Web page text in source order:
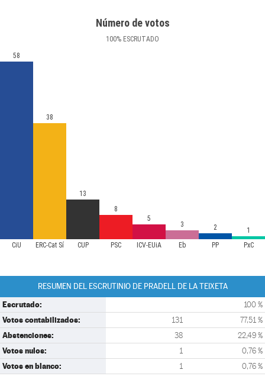
Número de votos
100% ESCRUTADO
CiU ERC-Cat Sí CUP PSC ICV-EUiA Eb PP PxC
58
38
13
8
5
3 2 1
RESUMEN DEL ESCRUTINIO DE PRADELL DE LA TEIXETA
Escrutado: 100 %
Votos contabilizados: 131 77,51 %
Abstenciones: 38 22,49 %
Votos nulos: 1 0,76 %
Votos en blanco: 1 0,76 %